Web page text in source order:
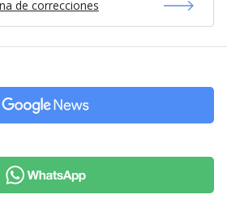
de correcciones